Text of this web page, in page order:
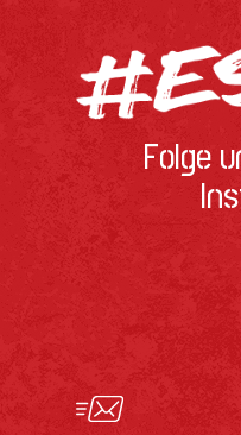
Folge